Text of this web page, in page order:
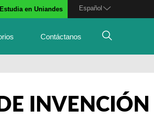
Español
Estudia en Uniandes
Contáctanos
INVENCIÓN